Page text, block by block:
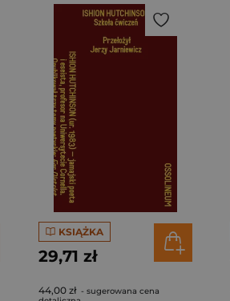
KSIĄŻKA
29,71 zł
44,00 zł - sugerowana cena